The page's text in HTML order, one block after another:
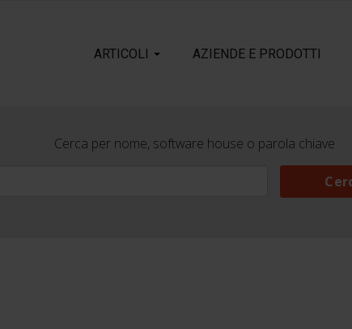
ARTICOLI AZIENDE E PRODOTTI
Cerca per nome, software house o parola chiave